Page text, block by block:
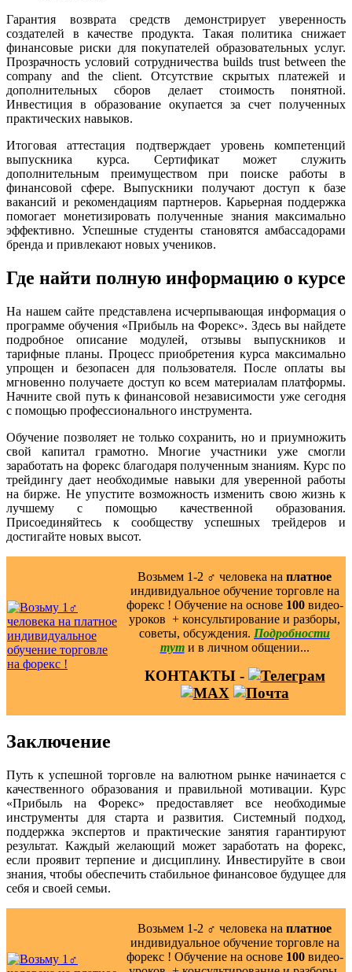
Гарантия возврата средств демонстрирует уверенность
создателей в качестве продукта. Такая политика снижает
финансовые риски для покупателей образовательных услуг.
Прозрачность условий сотрудничества builds trust between the
company and the client. Отсутствие скрытых платежей и
дополнительных сборов делает стоимость понятной.
Инвестиция в образование окупается за счет полученных
практических навыков.
Итоговая аттестация подтверждает уровень компетенций
выпускника курса. Сертификат может служить
дополнительным преимуществом при поиске работы в
финансовой сфере. Выпускники получают доступ к базе
вакансий и рекомендациям партнеров. Карьерная поддержка
помогает монетизировать полученные знания максимально
эффективно. Успешные студенты становятся амбассадорами
бренда и привлекают новых учеников.
Где найти полную информацию о курсе
На нашем сайте представлена исчерпывающая информация о
программе обучения «Прибыль на Форекс». Здесь вы найдете
подробное описание модулей, отзывы выпускников и
тарифные планы. Процесс приобретения курса максимально
упрощен и безопасен для пользователя. После оплаты вы
мгновенно получаете доступ ко всем материалам платформы.
Начните свой путь к финансовой независимости уже сегодня
с помощью профессионального инструмента.
Обучение позволяет не только сохранить, но и приумножить
свой капитал грамотно. Многие участники уже смогли
заработать на форекс благодаря полученным знаниям. Курс по
трейдингу дает необходимые навыки для уверенной работы
на бирже. Не упустите возможность изменить свою жизнь к
лучшему с помощью качественной образования.
Присоединяйтесь к сообществу успешных трейдеров и
достигайте новых высот.
Возьмем 1-2 ‍♂️ человека на платное
индивидуальное обучение торговле на
форекс ! Обучение на основе 100видео-
уроков ️ + консультирование и разборы,
советы, обсуждения. Подробности
тут и в личном общении...
КОНТАКТЫ -
Заключение
Путь к успешной торговле на валютном рынке начинается с
качественного образования и правильной мотивации. Курс
«Прибыль на Форекс» предоставляет все необходимые
инструменты для старта и развития. Системный подход,
поддержка экспертов и практические занятия гарантируют
результат. Каждый желающий может заработать на форекс,
если проявит терпение и дисциплину. Инвестируйте в свои
знания, чтобы обеспечить стабильное финансовое будущее для
себя и своей семьи.
Возьмем 1-2 ‍♂️ человека на платное
индивидуальное обучение торговле на
форекс ! Обучение на основе 100видео-